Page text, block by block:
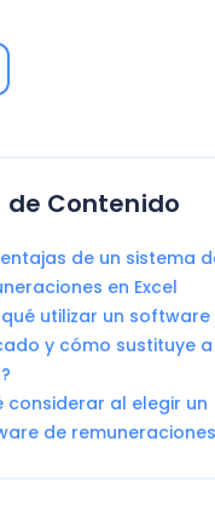
de Contenido
de un sistema
en Excel
qué utilizar un software
y cómo sustituye a
considerar al elegir un
de